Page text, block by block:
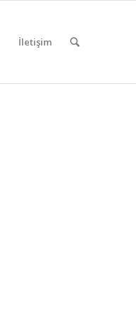
İletişim